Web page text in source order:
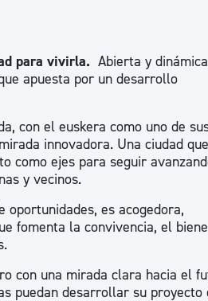
Actualidad
para vivirla. Abierta y
apuesta por un desarrollo
con el euskera como uno de
innovadora. Una ciudad que
como ejes para seguir
y vecinos.
es acogedora,
fomenta la convivencia, el
con una mirada clara hacia el
puedan desarrollar su proyecto